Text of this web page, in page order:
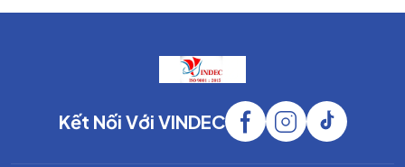
không cần nguồn điều khiển ngoài.
loại van điều khiển điện hoặc khí nén giúp đóng mở,
điều tiết lưu lượng tự động và tối ưu hiệu suất vận
Dòng van cơ tay (Manual valves)
Kết Nối Với VINDEC